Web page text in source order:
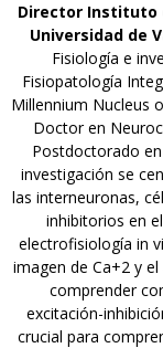
Director Instituto
Universidad de
Fisiología e
Fisiopatología
Millennium Nucleus
Doctor en
Postdoctorado
investigación se
las interneuronas,
inhibitorios en
electrofisiología in
imagen de Ca+2 y
comprender
excitación-
crucial para